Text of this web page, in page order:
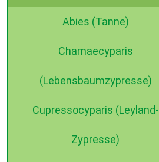
Abies (Tanne)
Chamaecyparis
(Lebensbaumzypresse)
Cupressocyparis (Leyland-
Zypresse)